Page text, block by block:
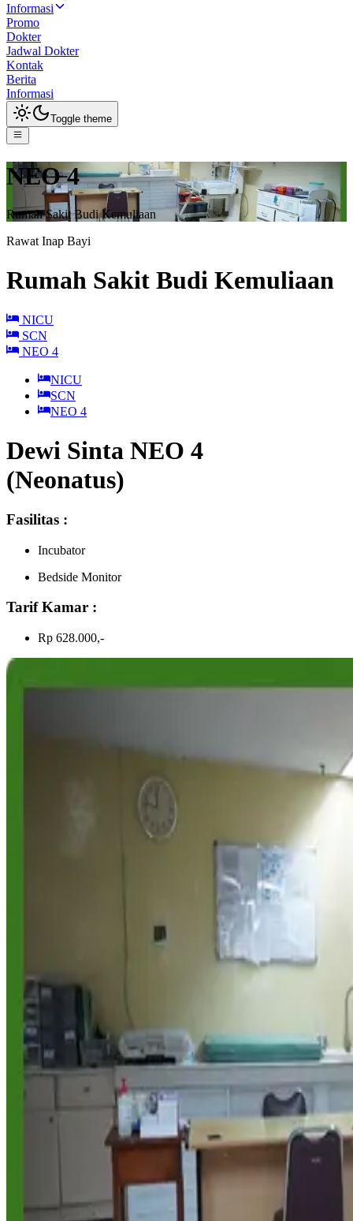
Informasi
Promo
Dokter
Jadwal Dokter
Kontak
Berita
Informasi
Toggle theme
NEO 4
Rumah Sakit Budi Kemuliaan
Rawat Inap Bayi
Rumah Sakit Budi Kemuliaan
NICU
SCN
NEO 4
NICU
SCN
NEO 4
Dewi Sinta NEO 4
(Neonatus)
Fasilitas :
Incubator
Bedside Monitor
Tarif Kamar :
Rp 628.000,-